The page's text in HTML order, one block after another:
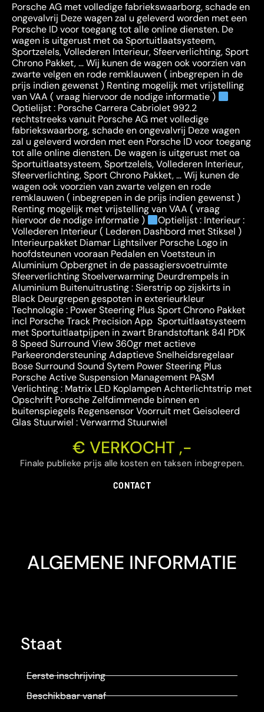
Porsche AG met volledige fabriekswaarborg, schade en
ongevalvrij Deze wagen zal u geleverd worden met een
Porsche ID voor toegang tot alle online diensten. De
wagen is uitgerust met oa Sportuitlaatsysteem,
Sportzelels, Vollederen Interieur, Sfeerverlichting, Sport
Chrono Pakket, … Wij kunen de wagen ook voorzien van
zwarte velgen en rode remklauwen ( inbegrepen in de
prijs indien gewenst ) Renting mogelijk met vrijstelling
van VAA ( vraag hiervoor de nodige informatie )
Optielijst : Porsche Carrera Cabriolet 992.2
rechtstreeks vanuit Porsche AG met volledige
fabriekswaarborg, schade en ongevalvrij Deze wagen
zal u geleverd worden met een Porsche ID voor toegang
tot alle online diensten. De wagen is uitgerust met oa
Sportuitlaatsysteem, Sportzelels, Vollederen Interieur,
Sfeerverlichting, Sport Chrono Pakket, … Wij kunen de
wagen ook voorzien van zwarte velgen en rode
remklauwen ( inbegrepen in de prijs indien gewenst )
Renting mogelijk met vrijstelling van VAA ( vraag
hiervoor de nodige informatie )
Optielijst : Interieur :
Vollederen Interieur ( Lederen Dashbord met Stiksel )
Interieurpakket Diamar Lightsilver Porsche Logo in
hoofdsteunen vooraan Pedalen en Voetsteun in
Aluminium Opbergnet in de passagiersvoetruimte
Sfeerverlichting Stoelverwarming Deurdrempels in
Aluminium Buitenuitrusting : Sierstrip op zijskirts in
Black Deurgrepen gespoten in exterieurkleur
Technologie : Power Steering Plus Sport Chrono Pakket
incl Porsche Track Precision App Sportuitlaatsysteem
met Sportuitlaatpijpen in zwart Brandstoftank 84l PDK
8 Speed Surround View 360gr met actieve
Parkeerondersteuning Adaptieve Snelheidsregelaar
Bose Surround Sound Sytem Power Steering Plus
Porsche Active Suspension Management PASM
Verlichting : Matrix LED Koplampen Achterlichtstrip met
Opschrift Porsche Zelfdimmende binnen en
buitenspiegels Regensensor Voorruit met Geisoleerd
Glas Stuurwiel : Verwarmd Stuurwiel
€ VERKOCHT ,-
Finale publieke prijs alle kosten en taksen inbegrepen.
CONTACT
ALGEMENE INFORMATIE
Staat
Eerste inschrijving
Beschikbaar vanaf